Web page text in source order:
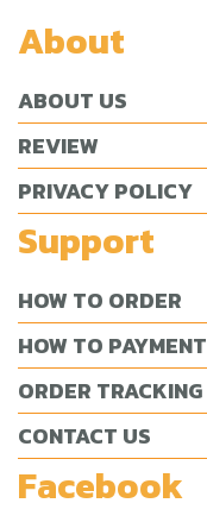
About
ABOUT US
REVIEW
PRIVACY POLICY
Support
HOW TO ORDER
HOW TO PAYMENT
ORDER TRACKING
CONTACT US
Facebook